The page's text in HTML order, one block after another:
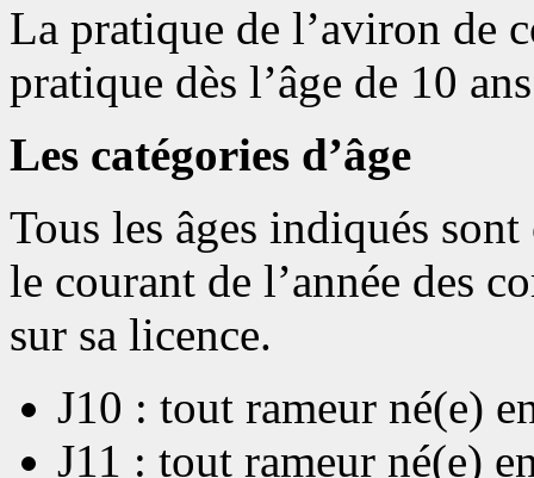
La pratique de l’aviron de
pratique dès l’âge de 10
Les catégories d’âge
Tous les âges indiqués
le courant de l’année des
sur sa licence.
J10 : tout rameur né(e)
J11 : tout rameur né(e)